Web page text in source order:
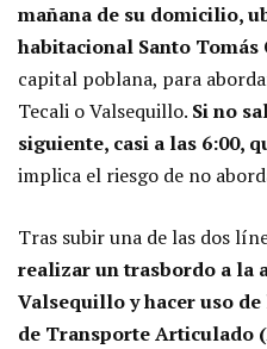
mañana de su domicilio,
habitacional Santo Tomás
capital poblana, para
Tecali o Valsequillo. Si no
siguiente, casi a las 6:00,
implica el riesgo de no
Tras subir una de las dos
realizar un trasbordo a la
Valsequillo y hacer uso
de Transporte Articulado